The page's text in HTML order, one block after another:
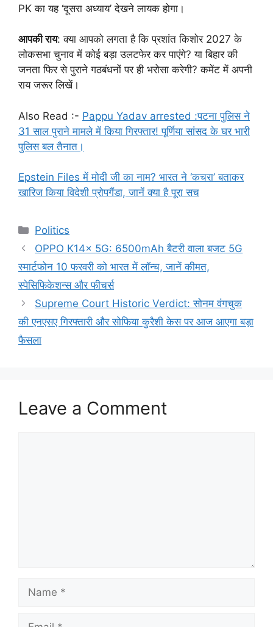
PK का यह ‘दूसरा अध्याय’ देखने लायक होगा।
आपकी राय: क्या आपको लगता है कि प्रशांत किशोर 2027 के
लोकसभा चुनाव में कोई बड़ा उलटफेर कर पाएंगे? या बिहार की
जनता फिर से पुराने गठबंधनों पर ही भरोसा करेगी? कमेंट में अपनी
राय जरूर लिखें।
Also Read :- Pappu Yadav arrested :पटना पुलिस ने
31 साल पुराने मामले में किया गिरफ्तार! पूर्णिया सांसद के घर भारी
पुलिस बल तैनात।
Epstein Files में मोदी जी का नाम? भारत ने ‘कचरा’ बताकर
खारिज किया विदेशी प्रोपगैंडा, जानें क्या है पूरा सच
Categories
Politics
OPPO K14x 5G: 6500mAh बैटरी वाला बजट 5G
स्मार्टफोन 10 फरवरी को भारत में लॉन्च, जानें कीमत,
स्पेसिफिकेशन्स और फीचर्स
Supreme Court Historic Verdict: सोनम वंगचुक
की एनएसए गिरफ्तारी और सोफिया कुरैशी केस पर आज आएगा बड़ा
फैसला
Leave a Comment
Name
Email